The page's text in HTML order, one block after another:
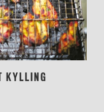
KYLLING